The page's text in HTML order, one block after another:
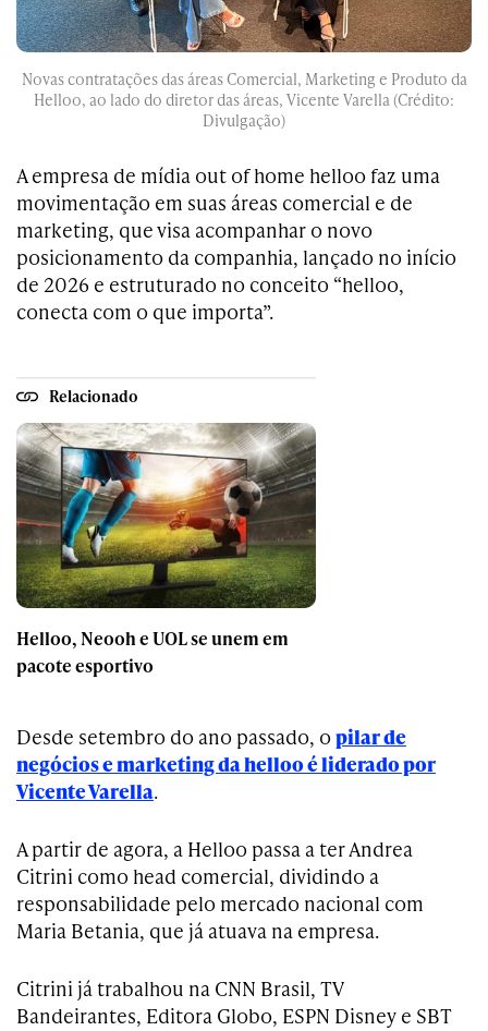
Novas contratações das áreas Comercial, Marketing e Produto da
Helloo, ao lado do diretor das áreas, Vicente Varella (Crédito:
Divulgação)
A empresa de mídia out of home helloo faz uma
movimentação em suas áreas comercial e de
marketing, que visa acompanhar o novo
posicionamento da companhia, lançado no início
de 2026 e estruturado no conceito “helloo,
conecta com o que importa”.
Relacionado
Helloo, Neooh e UOL se unem em
pacote esportivo
Desde setembro do ano passado, o pilar de
negócios e marketing da helloo é liderado por
Vicente Varella.
A partir de agora, a Helloo passa a ter Andrea
Citrini como head comercial, dividindo a
responsabilidade pelo mercado nacional com
Maria Betania, que já atuava na empresa.
Citrini já trabalhou na CNN Brasil, TV
Bandeirantes, Editora Globo, ESPN Disney e SBT